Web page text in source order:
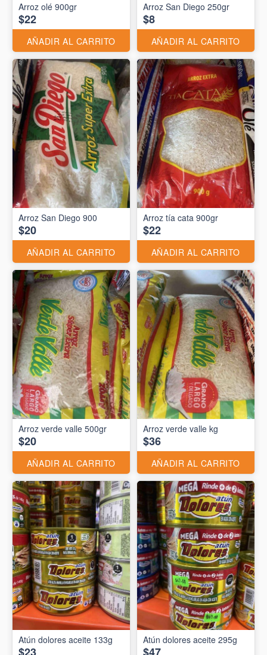
Arroz olé 900gr
$22
AÑADIR AL CARRITO
Arroz San Diego 250gr
$8
AÑADIR AL CARRITO
Arroz San Diego 900
$20
AÑADIR AL CARRITO
Arroz tía cata 900gr
$22
AÑADIR AL CARRITO
Arroz verde valle 500gr
$20
AÑADIR AL CARRITO
Arroz verde valle kg
$36
AÑADIR AL CARRITO
Atún dolores aceite 133g Atún dolores aceite 295g